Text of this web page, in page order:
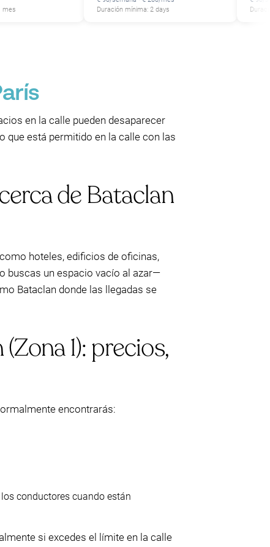
P
mes
Duración mínima: 2 days
en la calle pueden desaparecer
que está permitido en la calle con las
de Bataclan
hoteles, edificios de oficinas,
buscas un espacio vacío al azar—
Bataclan donde las llegadas se
1): precios,
encontrarás:
conductores cuando están
si excedes el límite en la calle